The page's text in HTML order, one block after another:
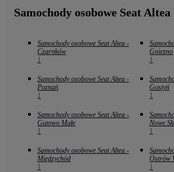
Samochody osobowe Seat
Samochody osobowe Seat Altea -
Czarnków
1
Gniezno
1
Samochody osobowe Seat Altea -
Poznań
1
Gostyń
1
Samochody osobowe Seat Altea -
Gutowo Małe
1
Nowe
1
Samochody osobowe Seat Altea -
Międzychód
1
Ostrów
1